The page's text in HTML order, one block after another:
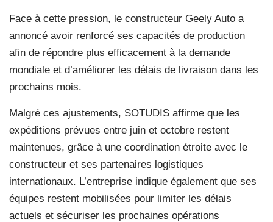
Face à cette pression, le constructeur Geely Auto a
annoncé avoir renforcé ses capacités de production
afin de répondre plus efficacement à la demande
mondiale et d’améliorer les délais de livraison dans les
prochains mois.
Malgré ces ajustements, SOTUDIS affirme que les
expéditions prévues entre juin et octobre restent
maintenues, grâce à une coordination étroite avec le
constructeur et ses partenaires logistiques
internationaux. L’entreprise indique également que ses
équipes restent mobilisées pour limiter les délais
actuels et sécuriser les prochaines opérations